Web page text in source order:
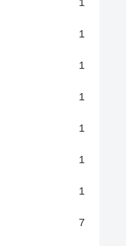
1
1
1
1
1
1
7